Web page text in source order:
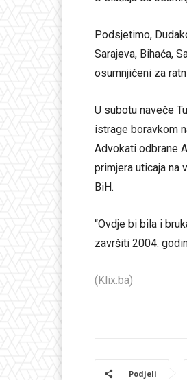
Podsjetimo,
Sarajeva, Bihaća,
osumnjičeni za
U subotu naveče
istrage boravkom
Advokati odbrane
primjera uticaja na
BiH.
“Ovdje bi bila i
završiti 2004.
(Klix.ba)
Podjeli